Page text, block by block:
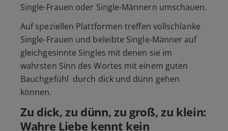
Single-Frauen oder Single-Männern umschauen.
Auf speziellen Plattformen treffen vollschlanke
Single-Frauen und beleibte Single-Männer auf
gleichgesinnte Singles mit denen sie im
wahrsten Sinn des Wortes mit einem guten
Bauchgefühl durch dick und dünn gehen
können.
Zu dick, zu dünn, zu groß, zu klein:
Wahre Liebe kennt kein